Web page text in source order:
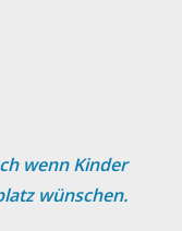
wenn Kinder
wünschen.